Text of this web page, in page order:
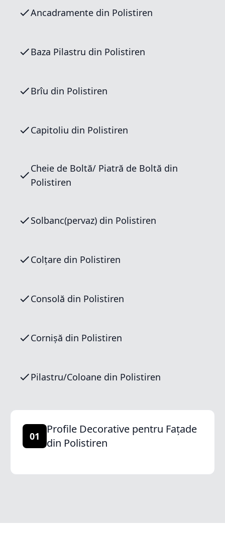
Ancadramente din Polistiren
Baza Pilastru din Polistiren
Brîu din Polistiren
Capitoliu din Polistiren
Cheie de Boltă/ Piatră de Boltă din
Polistiren
Solbanc(pervaz) din Polistiren
Colțare din Polistiren
Consolă din Polistiren
Cornișă din Polistiren
Pilastru/Coloane din Polistiren
01
Profile Decorative pentru Fațade
din Polistiren